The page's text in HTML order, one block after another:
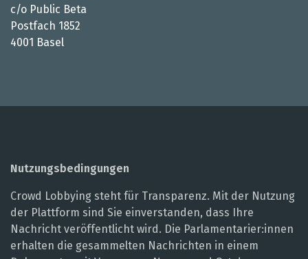
c/o Public Beta
Postfach 1852
4001 Basel
Nutzungsbedingungen
Crowd Lobbying steht für Transparenz. Mit der Nutzung
der Plattform sind Sie einverstanden, dass Ihre
Nachricht veröffentlicht wird. Die Parlamentarier:innen
erhalten die gesammelten Nachrichten in einem